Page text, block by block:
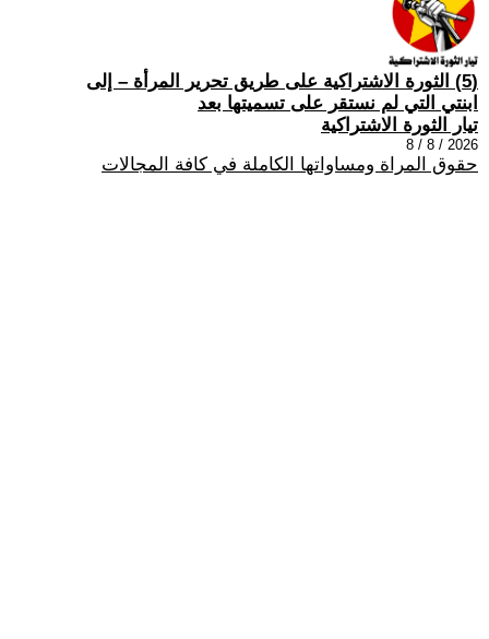
(5) الثورة الاشتراكية على طريق تحرير المرأة – إلى
ابنتي التي لم نستقر على تسميتها بعد
تيار الثورة الاشتراكية
2026 / 8 / 8
حقوق المراة ومساواتها الكاملة في كافة المجالات